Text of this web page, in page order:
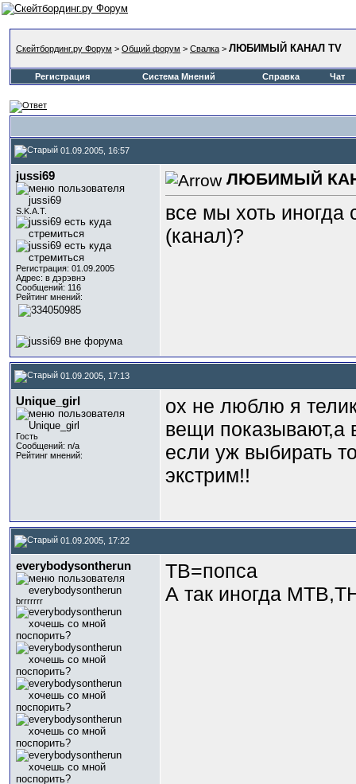
Скейтбординг.ру Форум > Общий форум > Свалка > ЛЮБИМЫЙ КАНАЛ TV
Регистрация Система Мнений Справка Чат
01.09.2005, 16:57
jussi69
S.K.A.T.
Регистрация: 01.09.2005
Адрес: в дэрэвнэ
Сообщений: 116
Рейтинг мнений:
ЛЮБИМЫЙ
все мы хоть иногда
(канал)?
01.09.2005, 17:13
Unique_girl
Гость
Сообщений: n/a
Рейтинг мнений:
ох не люблю я
вещи показывают,а
если уж выбирать
экстрим!!
01.09.2005, 17:22
everybodysontherun
brrrrrrr
ТВ=попса
А так иногда